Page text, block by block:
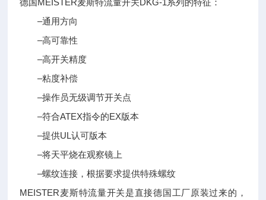
德国MEISTER麦斯特流量开关DKG-1系列的特征：
–通用方向
–高可靠性
–高开关精度
–粘度补偿
–操作员无级调节开关点
–符合ATEX指令的EX版本
–提供UL认可版本
–将天平烧在观察镜上
–螺纹连接，根据要求提供特殊螺纹
MEISTER麦斯特流量开关是直接德国工厂原装过来的，